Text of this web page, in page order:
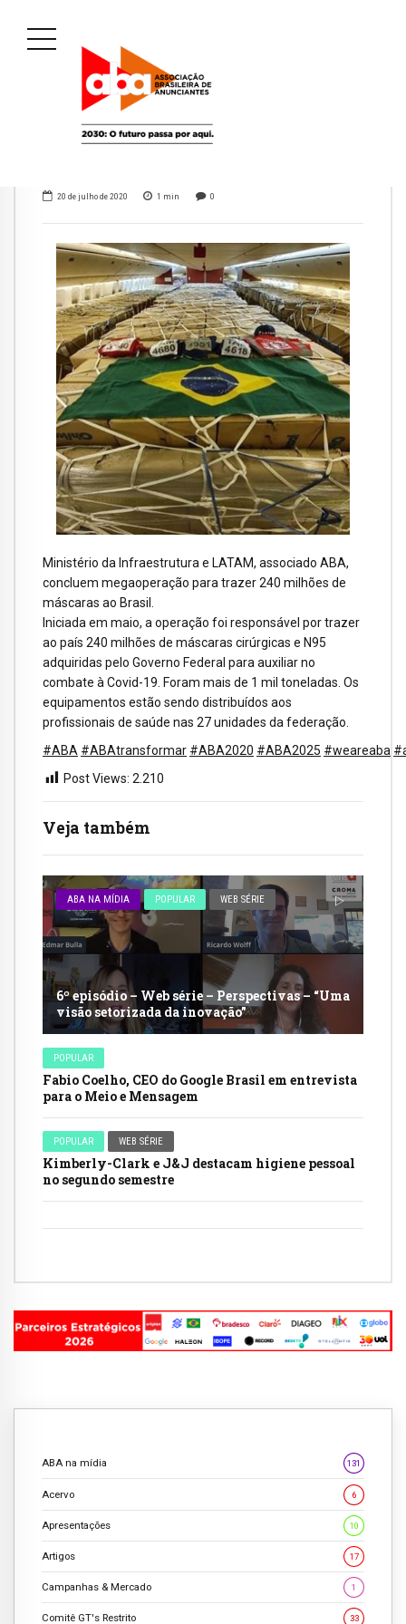
Veja também
ABA NA MÍDIA POPULAR WEB SÉRIE
6º episódio – Web série – Perspectivas – “Uma
visão setorizada da inovação”
POPULAR
Fabio Coelho, CEO do Google Brasil em entrevista
para o Meio e Mensagem
POPULAR WEB SÉRIE
Kimberly-Clark e J&J destacam higiene pessoal
no segundo semestre
20 de julho de 2020 1 min 0
Ministério da Infraestrutura e LATAM, associado ABA,
concluem megaoperação para trazer 240 milhões de
máscaras ao Brasil.
Iniciada em maio, a operação foi responsável por trazer
ao país 240 milhões de máscaras cirúrgicas e N95
adquiridas pelo Governo Federal para auxiliar no
combate à Covid-19. Foram mais de 1 mil toneladas. Os
equipamentos estão sendo distribuídos aos
profissionais de saúde nas 27 unidades da federação.
#ABA #ABAtransformar #ABA2020 #ABA2025 #weareaba
Post Views: 2.210
ABA na mídia 131
Acervo 6
Apresentações 10
Artigos 17
Campanhas & Mercado 1
Comitê GT's Restrito 33